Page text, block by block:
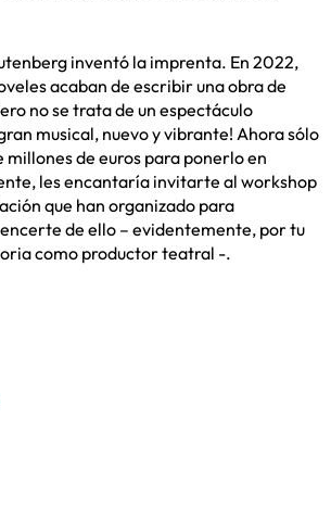
inventó la imprenta. En 2022,
acaban de escribir una obra de
no se trata de un espectáculo
musical, nuevo y vibrante! Ahora sólo
millones de euros para ponerlo en
les encantaría invitarte al workshop
que han organizado para
de ello – evidentemente, por tu
como productor teatral -.